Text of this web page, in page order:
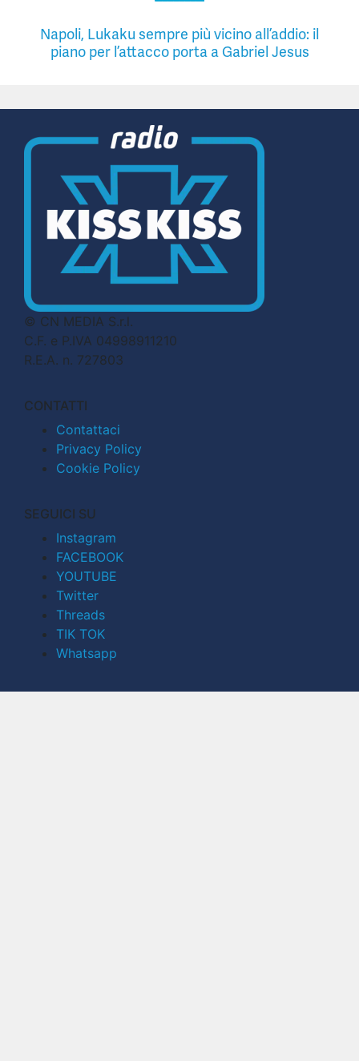
Napoli, Lukaku sempre più vicino all’addio: il
piano per l’attacco porta a Gabriel Jesus
© CN MEDIA S.r.l.
C.F. e P.IVA 04998911210
R.E.A. n. 727803
CONTATTI
Contattaci
Privacy Policy
Cookie Policy
SEGUICI SU
Instagram
FACEBOOK
YOUTUBE
Twitter
Threads
TIK TOK
Whatsapp